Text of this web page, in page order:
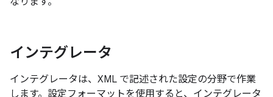
インテグレータ
インテグレータは、XML で記述された設定の分野で作業
します。設定フォーマットを使用すると、インテグレータ